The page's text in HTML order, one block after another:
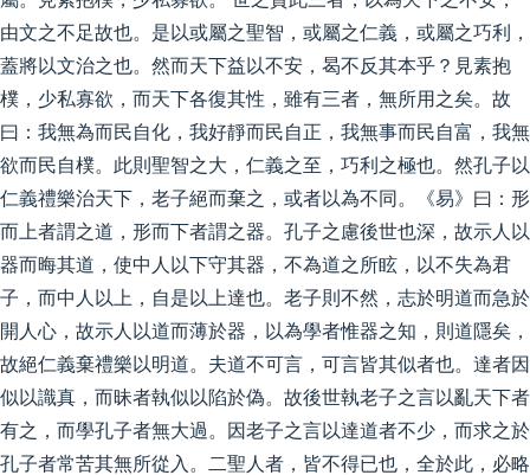
由文之不足故也。是以或屬之聖智，或屬之仁義，或屬之巧利，
蓋將以文治之也。然而天下益以不安，曷不反其本乎？見素抱
樸，少私寡欲，而天下各復其性，雖有三者，無所用之矣。故
曰：我無為而民自化，我好靜而民自正，我無事而民自富，我無
欲而民自樸。此則聖智之大，仁義之至，巧利之極也。然孔子以
仁義禮樂治天下，老子絕而棄之，或者以為不同。《易》曰：形
而上者謂之道，形而下者謂之器。孔子之慮後世也深，故示人以
器而晦其道，使中人以下守其器，不為道之所眩，以不失為君
子，而中人以上，自是以上達也。老子則不然，志於明道而急於
開人心，故示人以道而薄於器，以為學者惟器之知，則道隱矣，
故絕仁義棄禮樂以明道。夫道不可言，可言皆其似者也。達者因
似以識真，而昧者執似以陷於偽。故後世執老子之言以亂天下者
有之，而學孔子者無大過。因老子之言以達道者不少，而求之於
孔子者常苦其無所從入。二聖人者，皆不得已也，全於此，必略